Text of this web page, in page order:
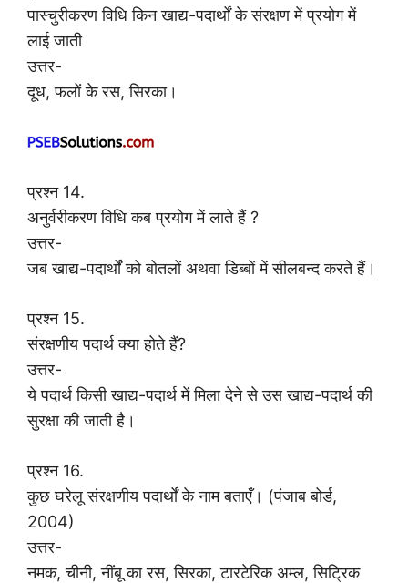
पास्चुरीकरण विधि किन खाद्य-पदार्थों के संरक्षण में प्रयोग में
लाई जाती
उत्तर-
दूध, फलों के रस, सिरका।
प्रश्न 14.
अनुर्वरीकरण विधि कब प्रयोग में लाते हैं ?
उत्तर-
जब खाद्य-पदार्थों को बोतलों अथवा डिब्बों में सीलबन्द करते हैं।
प्रश्न 15.
संरक्षणीय पदार्थ क्या होते हैं?
उत्तर-
ये पदार्थ किसी खाद्य-पदार्थ में मिला देने से उस खाद्य-पदार्थ की
सुरक्षा की जाती है।
प्रश्न 16.
कुछ घरेलू संरक्षणीय पदार्थों के नाम बताएँ। (पंजाब बोर्ड,
2004)
उत्तर-
नमक, चीनी, नींबू का रस, सिरका, टारटेरिक अम्ल, सिट्रिक